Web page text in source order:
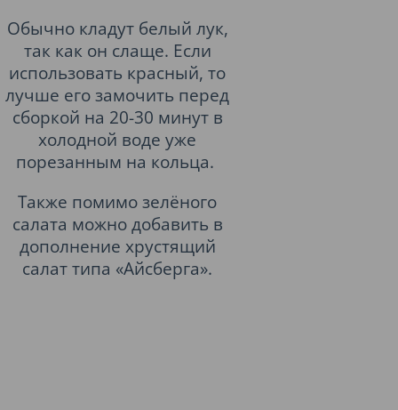
Обычно кладут белый лук,
так как он слаще. Если
использовать красный, то
лучше его замочить перед
сборкой на 20-30 минут в
холодной воде уже
порезанным на кольца.
Также помимо зелёного
салата можно добавить в
дополнение хрустящий
салат типа «Айсберга».